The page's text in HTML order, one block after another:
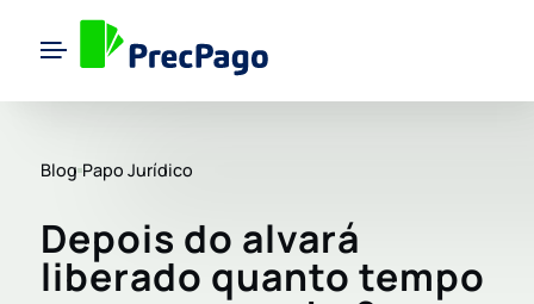
Blog Papo Jurídico
Depois do alvará
liberado quanto tempo